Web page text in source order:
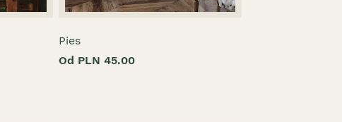
Pies
Od PLN 45.00